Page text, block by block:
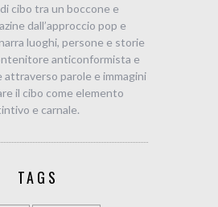
cibo tra un boccone e
dall’approccio pop e
luoghi, persone e storie
anticonformista e
parole e immagini
il cibo come elemento
e carnale.
TAGS